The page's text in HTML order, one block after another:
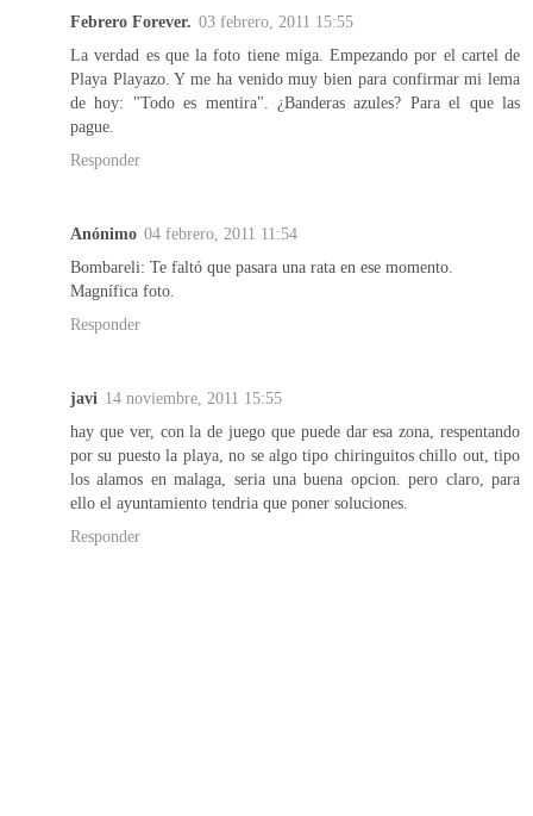
Febrero Forever. 03 febrero, 2011 15:55
La verdad es que la foto tiene miga. Empezando por el cartel de
Playa Playazo. Y me ha venido muy bien para confirmar mi lema
de hoy: "Todo es mentira". ¿Banderas azules? Para el que las
pague.
Responder
Anónimo 04 febrero, 2011 11:54
Bombareli: Te faltó que pasara una rata en ese momento.
Magnífica foto.
Responder
javi 14 noviembre, 2011 15:55
hay que ver, con la de juego que puede dar esa zona, respentando
por su puesto la playa, no se algo tipo chiringuitos chillo out, tipo
los alamos en malaga, seria una buena opcion. pero claro, para
ello el ayuntamiento tendria que poner soluciones.
Responder